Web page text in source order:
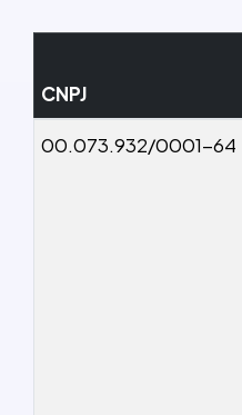
CNPJ
00.073.932/0001-64